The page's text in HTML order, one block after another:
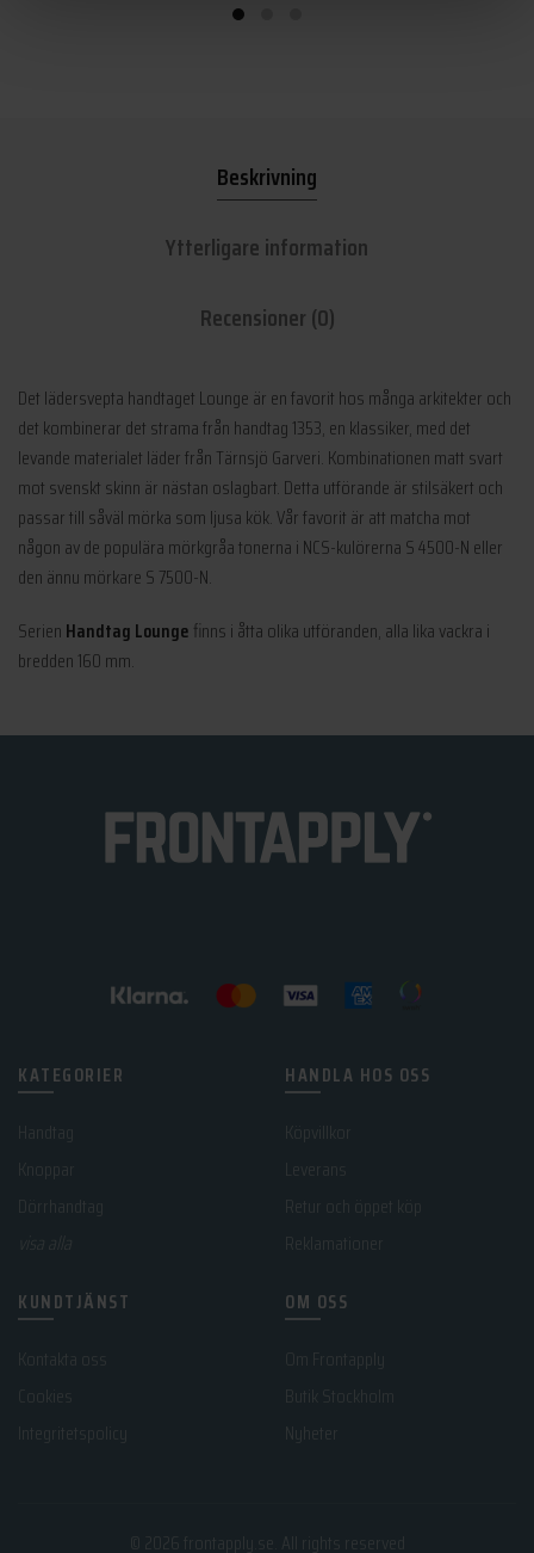
Beskrivning
Ytterligare information
Recensioner (0)
Det lädersvepta handtaget Lounge är en favorit hos många arkitekter och
det kombinerar det strama från handtag 1353, en klassiker, med det
levande materialet läder från Tärnsjö Garveri. Kombinationen matt svart
mot svenskt skinn är nästan oslagbart. Detta utförande är stilsäkert och
passar till såväl mörka som ljusa kök. Vår favorit är att matcha mot
någon av de populära mörkgråa tonerna i NCS-kulörerna S 4500-N eller
den ännu mörkare S 7500-N.
Serien Handtag Lounge finns i åtta olika utföranden, alla lika vackra i
bredden 160 mm.
KATEGORIER
Handtag
Dörrhandtag
HANDLA HOS OSS
Retur och öppet köp
Reklamationer
KUNDTJÄNST
Kontakta oss
Integritetspolicy
OM OSS
Om Frontapply
Butik Stockholm
Nyheter
frontapply.se . All rights reserved